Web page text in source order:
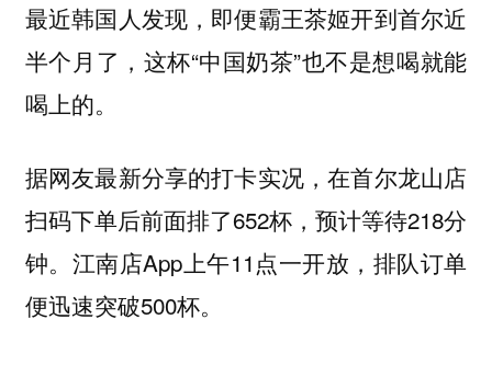
最近韩国人发现，即便霸王茶姬开到首尔近
半个月了，这杯“中国奶茶”也不是想喝就能
喝上的。
据网友最新分享的打卡实况，在首尔龙山店
扫码下单后前面排了652杯，预计等待218分
钟。江南店App上午11点一开放，排队订单
便迅速突破500杯。